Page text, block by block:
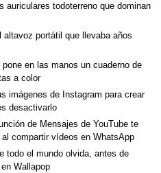
auriculares todoterreno que dominan
portátil que llevaba años
en las manos un cuaderno de
a color
imágenes de Instagram para crear
desactivarlo
de Mensajes de YouTube te
compartir vídeos en WhatsApp
todo el mundo olvida, antes de
Wallapop